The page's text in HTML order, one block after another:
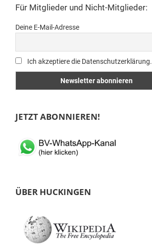
Für Mitglieder und Nicht-Mitglieder:
Deine E-Mail-Adresse
Ich akzeptiere die Datenschutzerklärung.
JETZT ABONNIEREN!
ÜBER HUCKINGEN